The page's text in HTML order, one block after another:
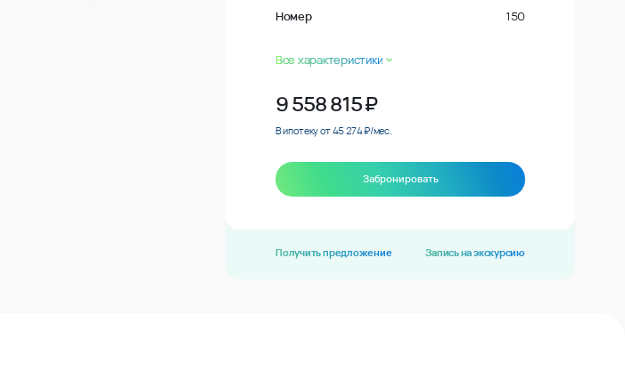
Номер 150
Все характеристики
9 558 815₽
В ипотеку от 45 274 ₽/мес.
Забронировать
Получить предложение Запись на экскурсию